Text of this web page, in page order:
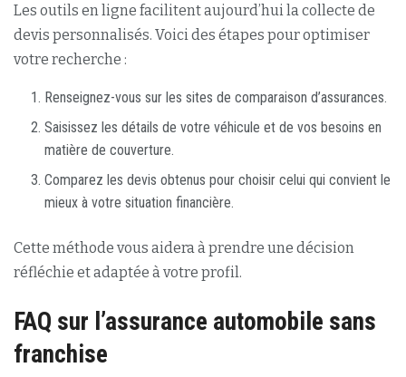
Les outils en ligne facilitent aujourd’hui la collecte de
devis personnalisés. Voici des étapes pour optimiser
votre recherche :
Renseignez-vous sur les sites de comparaison d’assurances.
Saisissez les détails de votre véhicule et de vos besoins en
matière de couverture.
Comparez les devis obtenus pour choisir celui qui convient le
mieux à votre situation financière.
Cette méthode vous aidera à prendre une décision
réfléchie et adaptée à votre profil.
FAQ sur l’assurance automobile sans
franchise